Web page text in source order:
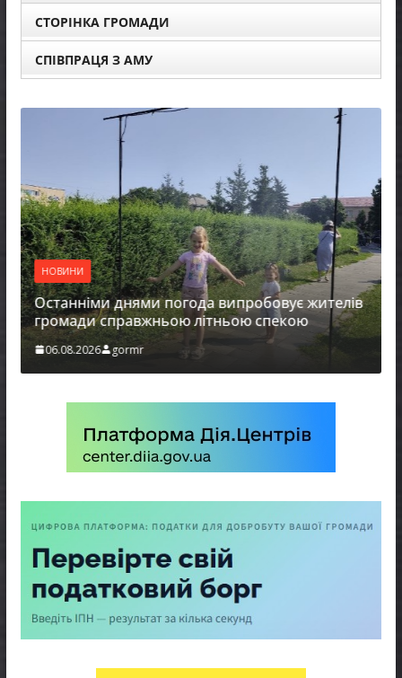
СТОРІНКА ГРОМАДИ
СПІВПРАЦЯ З АМУ
НОВИНИ
Останніми днями погода випробовує жителів
громади справжньою літньою спекою
06.08.2026 gormr